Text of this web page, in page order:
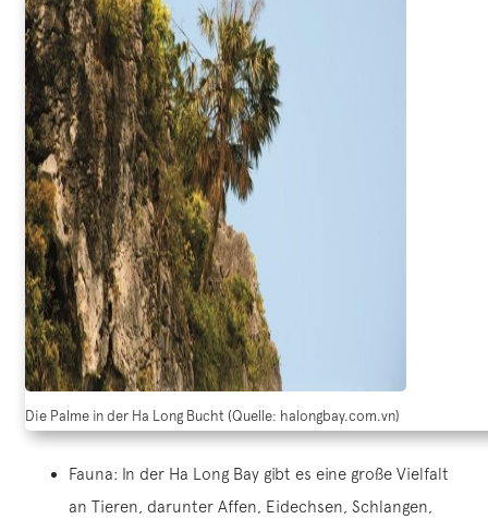
Die Palme in der Ha Long Bucht (Quelle: halongbay.com.vn)
Fauna: In der Ha Long Bay gibt es eine große Vielfalt
an Tieren, darunter Affen, Eidechsen, Schlangen,